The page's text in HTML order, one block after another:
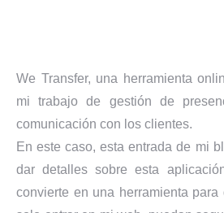
We Transfer, una herramienta
mi trabajo de gestión de
comunicación con los clientes.
En este caso, esta entrada de mi
dar detalles sobre esta
convierte en una herramienta